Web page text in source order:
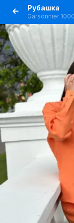
Рубашка
Garsonnier